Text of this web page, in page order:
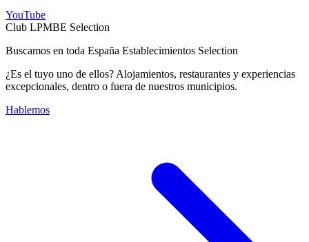
YouTube
Club LPMBE Selection
Buscamos en toda España Establecimientos Selection
¿Es el tuyo uno de ellos? Alojamientos, restaurantes y experiencias
excepcionales, dentro o fuera de nuestros municipios.
Hablemos